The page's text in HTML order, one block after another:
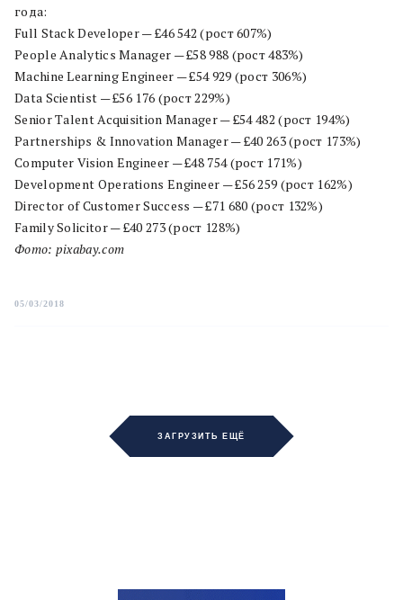
года:
Full Stack Developer — £46 542 (рост 607%)
People Analytics Manager — £58 988 (рост 483%)
Machine Learning Engineer — £54 929 (рост 306%)
Data Scientist — £56 176 (рост 229%)
Senior Talent Acquisition Manager — £54 482 (рост 194%)
Partnerships & Innovation Manager — £40 263 (рост 173%)
Computer Vision Engineer — £48 754 (рост 171%)
Development Operations Engineer — £56 259 (рост 162%)
Director of Customer Success — £71 680 (рост 132%)
Family Solicitor — £40 273 (рост 128%)
Фото: pixabay.com
05/03/2018
ЗАГРУЗИТЬ ЕЩЁ